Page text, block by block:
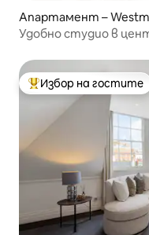
Апартамент –
Удобно студио в
Най-популярен избор
Избор на гостите